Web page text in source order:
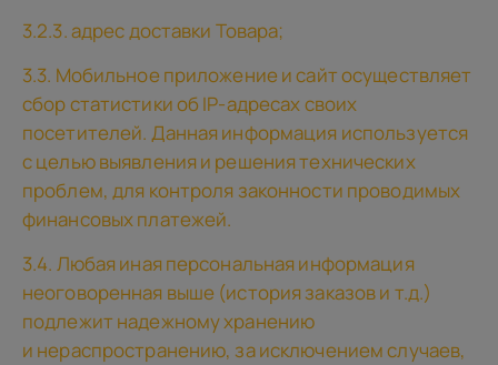
3.2.3. адрес доставки Товара;
3.3. Мобильное приложение и сайт осуществляет
сбор статистики об IP-адресах своих
посетителей. Данная информация используется
с целью выявления и решения технических
проблем, для контроля законности проводимых
финансовых платежей.
3.4. Любая иная персональная информация
неоговоренная выше (история заказов и т.д.)
подлежит надежному хранению
и нераспространению, за исключением случаев,